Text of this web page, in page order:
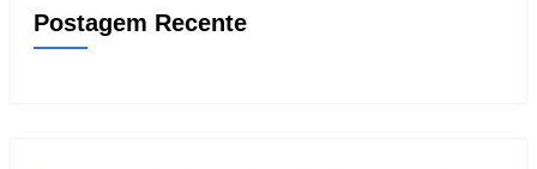
Postagem Recente